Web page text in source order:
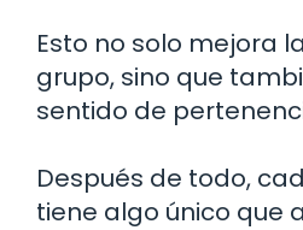
Esto no solo mejora
grupo, sino que
sentido de
Después de todo,
tiene algo único que